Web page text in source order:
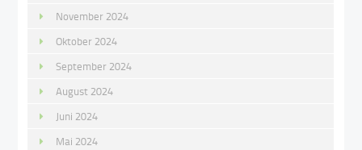
November 2024
Oktober 2024
September 2024
August 2024
Juni 2024
Mai 2024